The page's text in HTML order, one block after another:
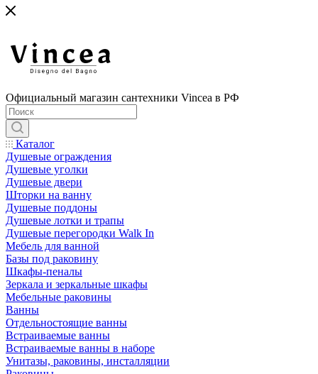
Официальный магазин сантехники Vincea в РФ
Каталог
Душевые ограждения
Душевые уголки
Душевые двери
Шторки на ванну
Душевые поддоны
Душевые лотки и трапы
Душевые перегородки Walk In
Мебель для ванной
Базы под раковину
Шкафы-пеналы
Зеркала и зеркальные шкафы
Мебельные раковины
Ванны
Отдельностоящие ванны
Встраиваемые ванны
Встраиваемые ванны в наборе
Унитазы, раковины, инсталляции